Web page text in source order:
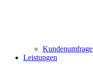
Kundenumfrage
Leistungen